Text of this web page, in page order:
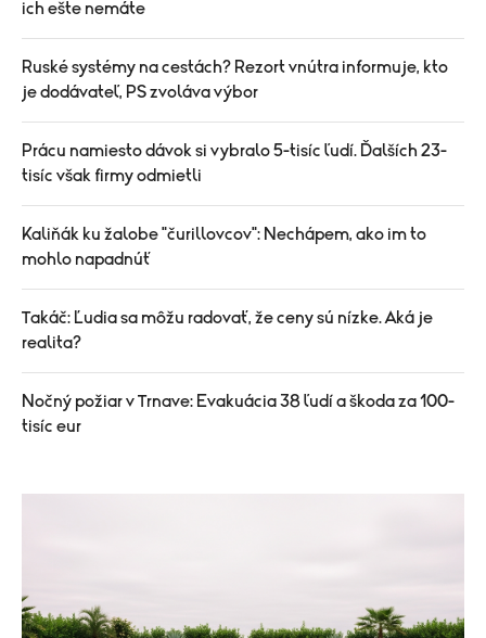
ich ešte nemáte
Ruské systémy na cestách? Rezort vnútra informuje, kto
je dodávateľ, PS zvoláva výbor
Prácu namiesto dávok si vybralo 5-tisíc ľudí. Ďalších 23-
tisíc však firmy odmietli
Kaliňák ku žalobe "čurillovcov": Nechápem, ako im to
mohlo napadnúť
Takáč: Ľudia sa môžu radovať, že ceny sú nízke. Aká je
realita?
Nočný požiar v Trnave: Evakuácia 38 ľudí a škoda za 100-
tisíc eur